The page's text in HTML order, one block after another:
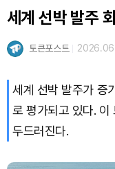
Solana (SOL)
TRON (TRX)
Hyperliquid (HYPE)
세계 선박 발주
토큰포스트
세계 선박 발주가 증
로 평가되고 있다. 이
두드러진다.